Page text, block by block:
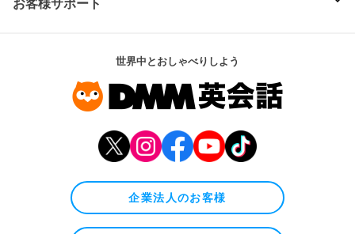
世界中とおしゃべりしよう
企業法人のお客様